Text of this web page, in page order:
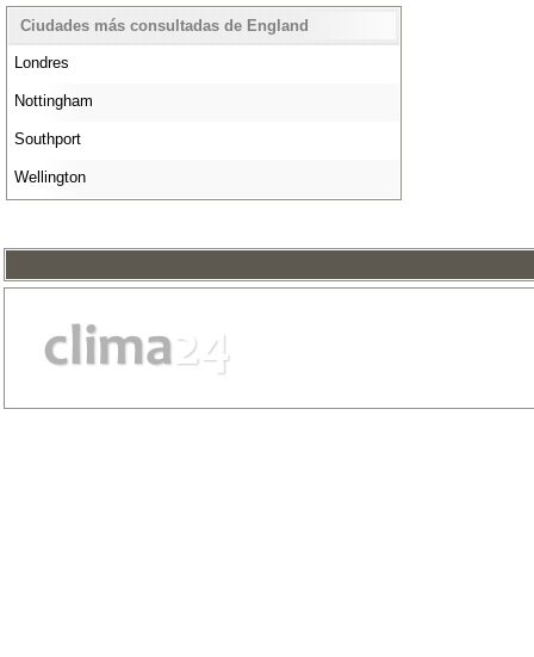
Ciudades más consultadas de England
Londres
Nottingham
Southport
Wellington